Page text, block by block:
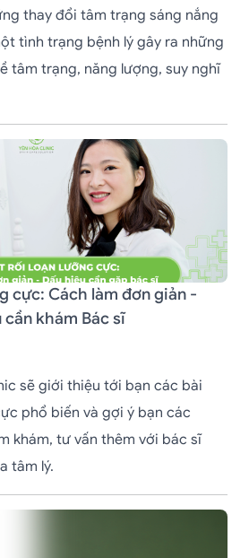
thay đổi tâm trạng sáng nắng
tình trạng bệnh lý gây ra những
tâm trạng, năng lượng, suy nghĩ
cực: Cách làm đơn giản -
khám Bác sĩ
sẽ giới thiệu tới bạn các bài
phổ biến và gợi ý bạn các
khám, tư vấn thêm với bác sĩ
tâm lý.